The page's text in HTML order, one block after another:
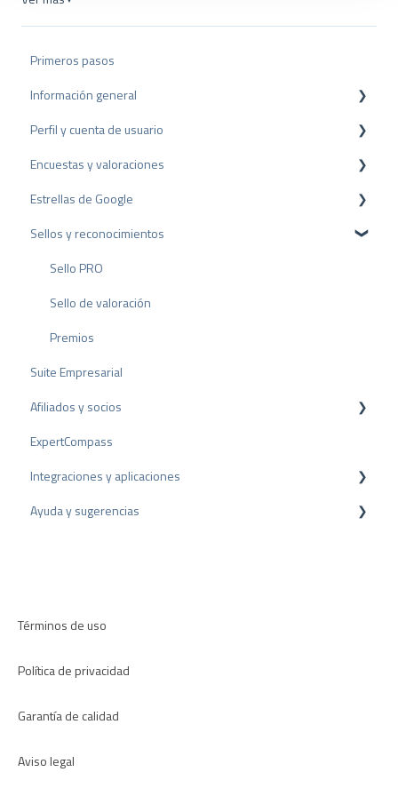
w
a
Primeros pasos
Información general
Protección de datos
Paquetes y precios
API
Perfil y cuenta de usuario
Configuración del perfil
Cuenta de usuario
Facturación
Encuestas y valoraciones
Reseñas
Encuestas
Otras fuentes
Compartir Reseñas
Reseñas negativas
Proceso de Arbitraje
Consejos sobre reseñas
Encuestas internas
Directrices de revisión
Estrellas de Google
Rich Snippet
Sellos y reconocimientos
Sello PRO
Sello de valoración
Premios
Suite Empresarial
Afiliados y socios
Programa de partners
Recomendación
ExpertCompass
Integraciones y aplicaciones
Plugins para CMS
Ayuda y sugerencias
Términos de uso
Política de privacidad
Garantía de calidad
Aviso legal